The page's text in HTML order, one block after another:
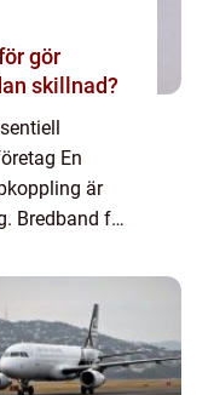
gör
skillnad?
En
är
Bredband för